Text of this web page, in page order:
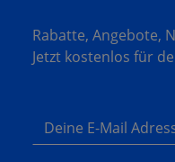
Rabatte, Angebote,
Jetzt kostenlos für
Deine E-Mail Adresse